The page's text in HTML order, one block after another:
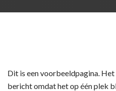
Dit is een voorbeeldpagina. Het
bericht omdat het op één plek